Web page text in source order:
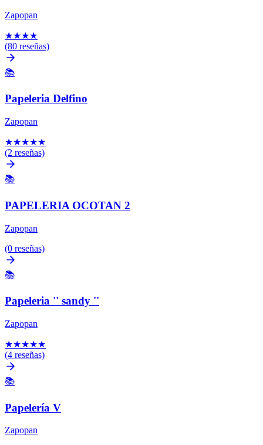
Zapopan
★★★★
(80 reseñas)
📚
Papeleria Delfino
Zapopan
★★★★★
(2 reseñas)
📚
PAPELERIA OCOTAN 2
Zapopan
(0 reseñas)
📚
Papeleria '' sandy ''
Zapopan
★★★★★
(4 reseñas)
📚
Papelería V
Zapopan